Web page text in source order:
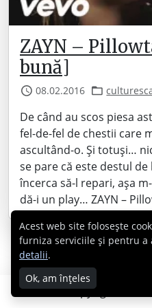
ZAYN –
bună]
08.02.2016
De când au scos piesa
fel-de-fel de chestii care
ascultând-o. Și totuși…
se pare că este destul
încerca să-l repari, așa
dă-i un play… ZAYN –
Copyright ©
Acest web site folosește
furniza serviciile și pentru a
detalii.
Ok, am înțeles